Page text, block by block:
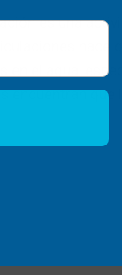
es una
en el agua,
encuentran que